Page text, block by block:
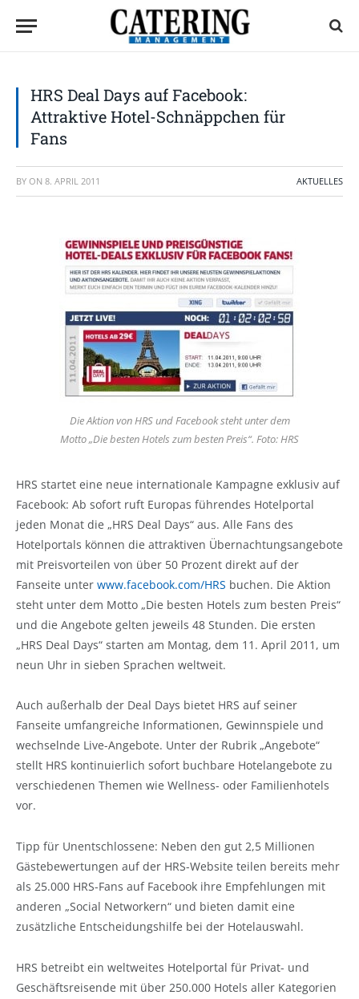
HRS Deal Days auf Facebook:
Attraktive Hotel-Schnäppchen für
Fans
BY ON 8. APRIL 2011 AKTUELLES
Die Aktion von HRS und Facebook steht unter dem
Motto „Die besten Hotels zum besten Preis“. Foto: HRS
HRS startet eine neue internationale Kampagne exklusiv auf
Facebook: Ab sofort ruft Europas führendes Hotelportal
jeden Monat die „HRS Deal Days“ aus. Alle Fans des
Hotelportals können die attraktiven Übernachtungsangebote
mit Preisvorteilen von über 50 Prozent direkt auf der
Fanseite unter www.facebook.com/HRS buchen. Die Aktion
steht unter dem Motto „Die besten Hotels zum besten Preis“
und die Angebote gelten jeweils 48 Stunden. Die ersten
„HRS Deal Days“ starten am Montag, dem 11. April 2011, um
neun Uhr in sieben Sprachen weltweit.
Auch außerhalb der Deal Days bietet HRS auf seiner
Fanseite umfangreiche Informationen, Gewinnspiele und
wechselnde Live-Angebote. Unter der Rubrik „Angebote“
stellt HRS kontinuierlich sofort buchbare Hotelangebote zu
verschiedenen Themen wie Wellness- oder Familienhotels
vor.
Tipp für Unentschlossene: Neben den gut 2,5 Millionen
Gästebewertungen auf der HRS-Website teilen bereits mehr
als 25.000 HRS-Fans auf Facebook ihre Empfehlungen mit
anderen „Social Networkern“ und bieten damit eine
zusätzliche Entscheidungshilfe bei der Hotelauswahl.
HRS betreibt ein weltweites Hotelportal für Privat- und
Geschäftsreisende mit über 250.000 Hotels aller Kategorien